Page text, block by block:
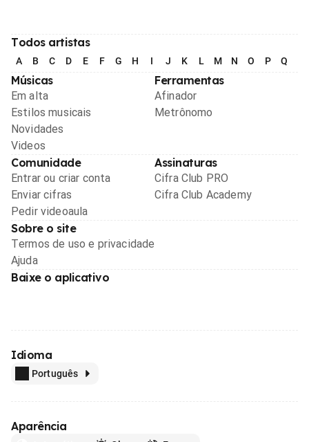
Todos artistas
A B C D E F G H I J K L M N O P Q
Músicas
Em alta
Estilos musicais
Novidades
Videos
Ferramentas
Afinador
Metrônomo
Comunidade
Entrar ou criar conta
Enviar cifras
Pedir videoaula
Assinaturas
Cifra Club PRO
Cifra Club Academy
Sobre o site
Termos de uso e privacidade
Ajuda
Baixe o aplicativo
Idioma
Português
Aparência